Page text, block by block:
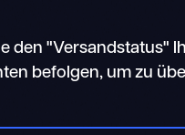
den "Versandstatus"
befolgen, um zu